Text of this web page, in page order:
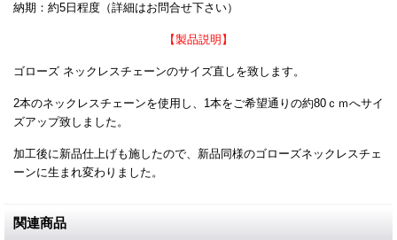
納期：約5日程度（詳細はお問合せ下さい）
【製品説明】
ゴローズ ネックレスチェーンのサイズ直しを致します。
2本のネックレスチェーンを使用し、1本をご希望通りの約80ｃｍへサイ
ズアップ致しました。
加工後に新品仕上げも施したので、新品同様のゴローズネックレスチェ
ーンに生まれ変わりました。
関連商品